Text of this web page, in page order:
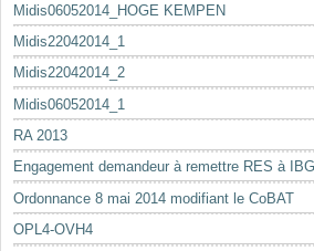
Midis06052014_HOGE KEMPEN
Midis22042014_1
Midis22042014_2
Midis06052014_1
RA 2013
Engagement demandeur à remettre RES à
Ordonnance 8 mai 2014 modifiant le CoBAT
OPL4-OVH4